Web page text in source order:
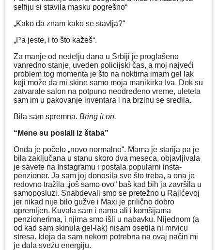
selfiju si stavila masku pogrešno“
„Kako da znam kako se stavlja?“
„Pa jeste, i to što kažeš“.
Za manje od nedelju dana u Srbiji je proglašeno
vanredno stanje, uveden policijski čas, a moj najveći
problem tog momenta je što na noktima imam gel lak
koji može da mi skine samo moja manikirka Iva. Dok su
zatvarale salon na potpuno neodređeno vreme, uletela
sam im u pakovanje inventara i na brzinu se sredila.
Bila sam spremna. Bring it on.
“Mene su poslali iz štaba”
Onda je počelo „novo normalno“. Mama je starija pa je
bila zaključana u stanu skoro dva meseca, objavljivala
je savete na Instagramu i postala popularni insta-
penzioner. Ja sam joj donosila sve što treba, a ona je
redovno tražila „još samo ovo“ baš kad bih ja završila u
samoposluzi. Snabdevali smo se pretežno u Rajićevoj
jer nikad nije bilo gužve i Maxi je prilično dobro
opremljen. Kuvala sam i nama ali i komšijama
penzionerima, i njima smo išli u nabavku. Nijednom (a
od kad sam skinula gel-lak) nisam osetila ni mrvicu
stresa. Ideja da sam nekom potrebna na ovaj način mi
je dala svežu energiju.